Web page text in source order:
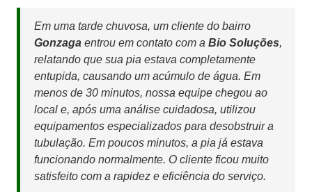
Em uma tarde chuvosa, um cliente do bairro
Gonzaga entrou em contato com a Bio Soluções,
relatando que sua pia estava completamente
entupida, causando um acúmulo de água. Em
menos de 30 minutos, nossa equipe chegou ao
local e, após uma análise cuidadosa, utilizou
equipamentos especializados para desobstruir a
tubulação. Em poucos minutos, a pia já estava
funcionando normalmente. O cliente ficou muito
satisfeito com a rapidez e eficiência do serviço.